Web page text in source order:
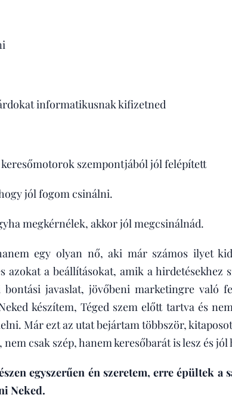
informatikusnak kifizetned
szempontjából jól felépített
jól fogom csinálni.
megkérnélek, akkor jól megcsinálnád.
egy olyan nő, aki már számos ilyet
a beállításokat, amik a hirdetésekhez
javaslat, jövőbeni marketingre való
készítem, Téged szem előtt tartva és
Már ezt az utat bejártam többször,
csak szép, hanem keresőbarát is lesz és
egyszerűen én szeretem, erre épültek a
Neked.